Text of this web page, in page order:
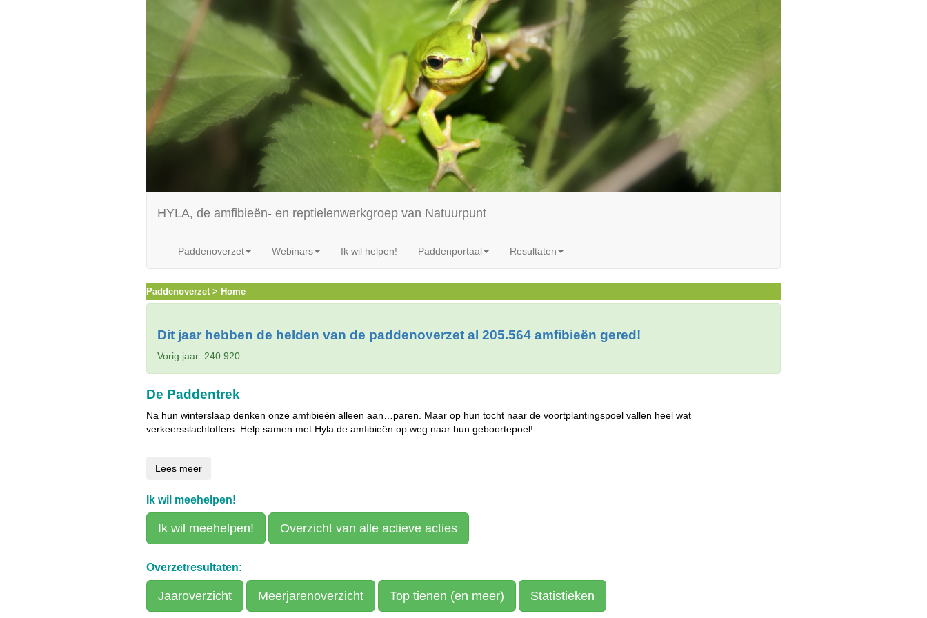
HYLA, de amfibieën- en reptielenwerkgroep van Natuurpunt
Paddenoverzet Webinars Ik wil helpen! Paddenportaal Resultaten
Paddenoverzet > Home
Dit jaar hebben de helden van de paddenoverzet al 205.564 amfibieën gered!
Vorig jaar: 240.920
De Paddentrek
Na hun winterslaap denken onze amfibieën alleen aan…paren. Maar op hun tocht naar de voortplantingspoel vallen heel wat
verkeersslachtoffers. Help samen met Hyla de amfibieën op weg naar hun geboortepoel!
Lees meer
Ik wil meehelpen!
Ik wil meehelpen! Overzicht van alle actieve acties
Overzetresultaten:
Jaaroverzicht Meerjarenoverzicht Top tienen (en meer) Statistieken